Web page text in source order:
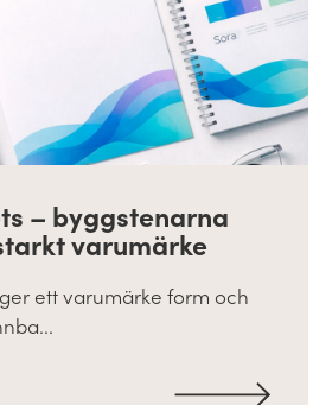
– byggstenarna
varumärke
ett varumärke form och